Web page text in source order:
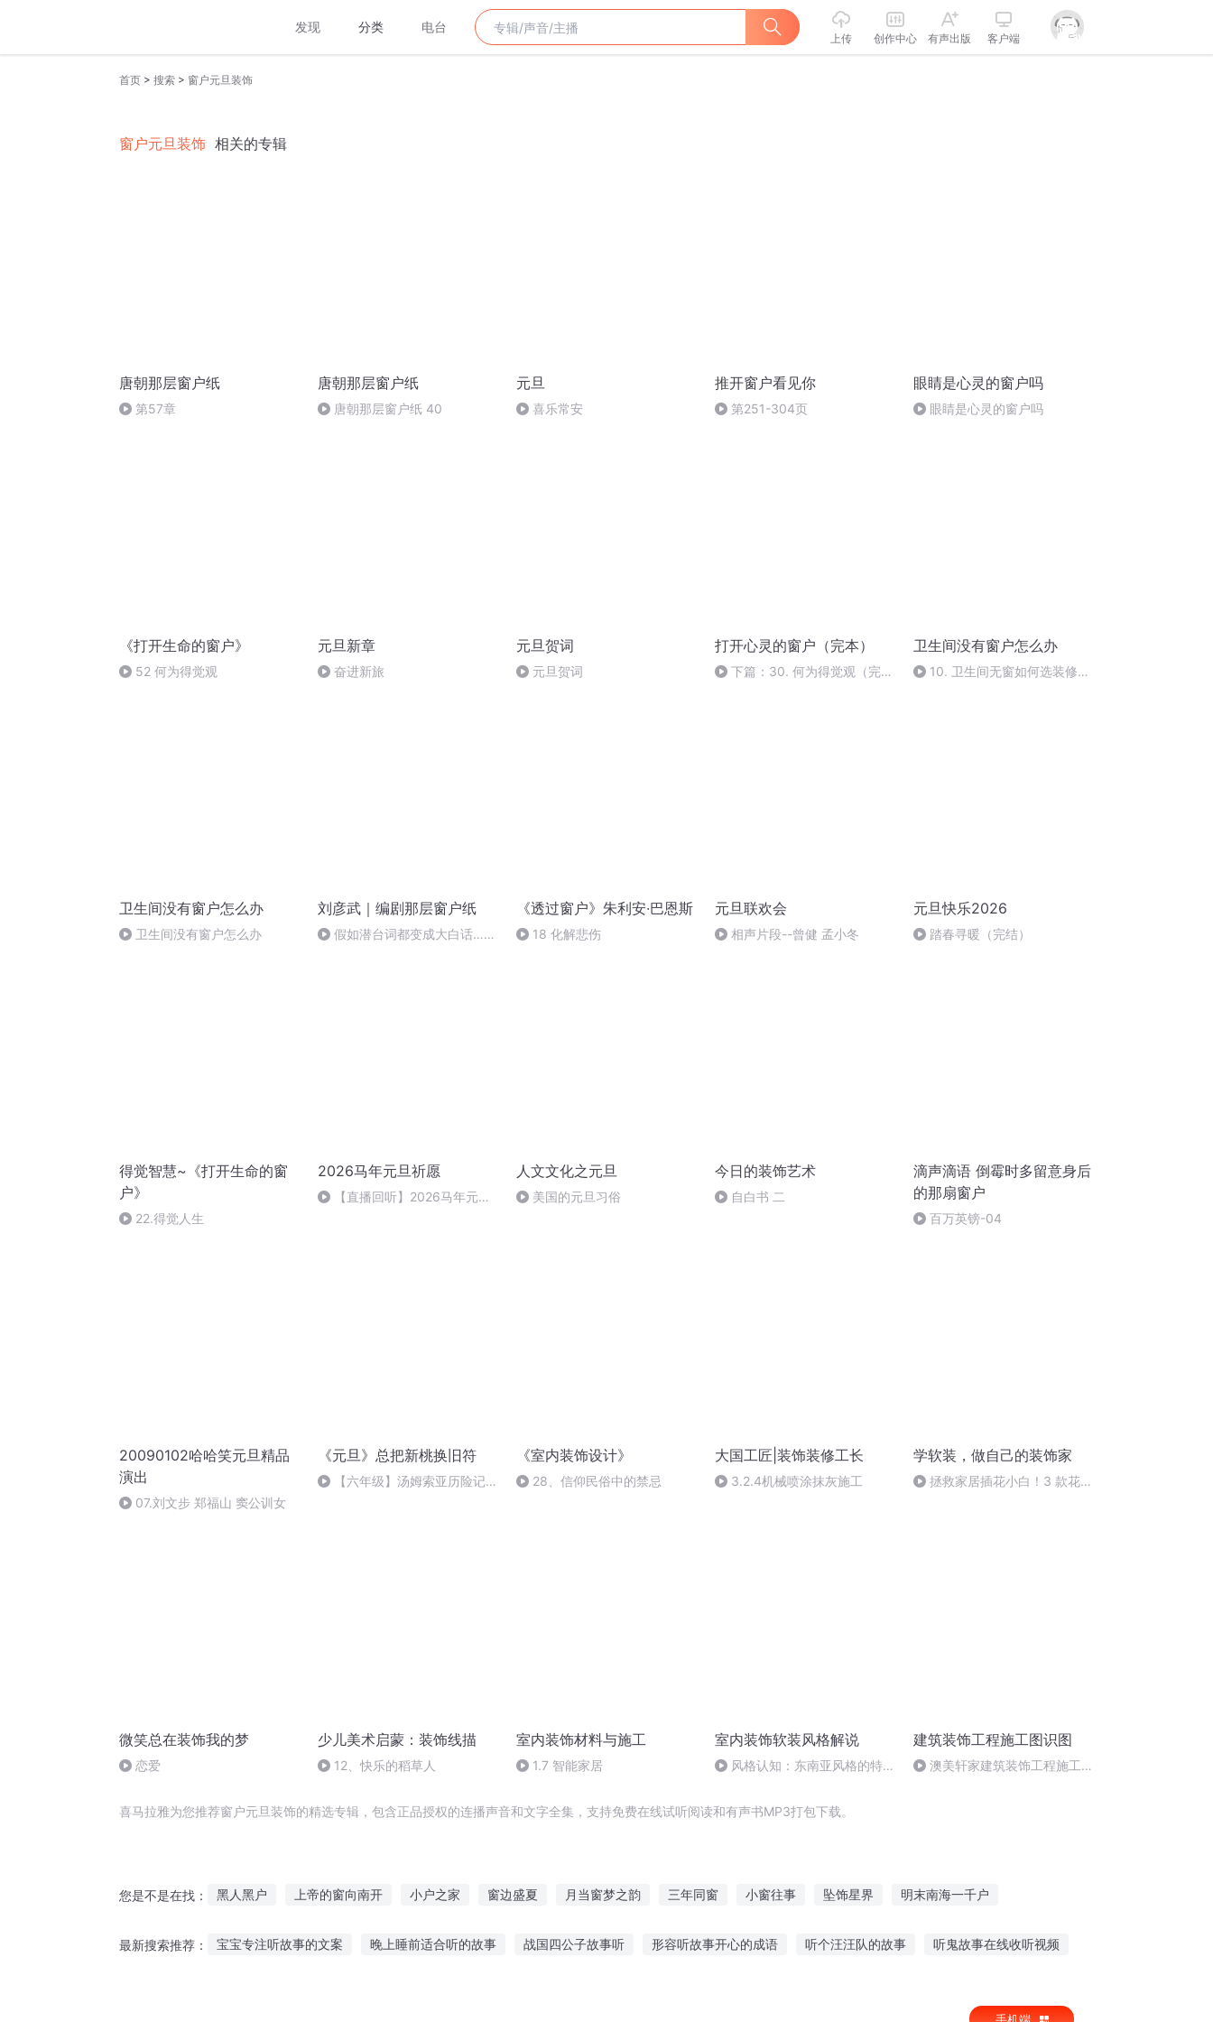
发现 分类 电台
上传 创作中心 有声出版 客户端
首页 > 搜索 > 窗户元旦装饰
窗户元旦装饰 相关的专辑
唐朝那层窗户纸
第57章
唐朝那层窗户纸
唐朝那层窗户纸 40
元旦
喜乐常安
推开窗户看见你
第251-304页
眼睛是心灵的窗户吗
眼睛是心灵的窗户吗
《打开生命的窗户》
52 何为得觉观
元旦新章
奋进新旅
元旦贺词
元旦贺词
打开心灵的窗户（完本）
下篇：30. 何为得觉观（完
卫生间没有窗户怎么办
10. 卫生间无窗如何选装修材
卫生间没有窗户怎么办
卫生间没有窗户怎么办
刘彦武｜编剧那层窗户纸
假如潜台词都变成大白话…
《透过窗户》朱利安·巴恩斯
18 化解悲伤
元旦联欢会
相声片段--曾健 孟小冬
元旦快乐2026
踏春寻暖（完结）
得觉智慧~《打开生命的窗
户》
22.得觉人生
2026马年元旦祈愿
【直播回听】2026马年元旦
人文文化之元旦
美国的元旦习俗
今日的装饰艺术
自白书 二
滴声滴语 倒霉时多留意身后
的那扇窗户
百万英镑-04
20090102哈哈笑元旦精品
演出
07.刘文步 郑福山 窦公训女
《元旦》总把新桃换旧符
【六年级】汤姆索亚历险记
《室内装饰设计》
28、信仰民俗中的禁忌
大国工匠|装饰装修工长
3.2.4机械喷涂抹灰施工
学软装，做自己的装饰家
拯救家居插花小白！3 款花瓶
微笑总在装饰我的梦
恋爱
少儿美术启蒙：装饰线描
12、快乐的稻草人
室内装饰材料与施工
1.7 智能家居
室内装饰软装风格解说
风格认知：东南亚风格的特点
建筑装饰工程施工图识图
澳美轩家建筑装饰工程施工图
喜马拉雅为您推荐窗户元旦装饰的精选专辑，包含正品授权的连播声音和文字全集，支持免费在线试听阅读和有声书MP3打包下载。
您是不是在找： 黑人黑户 上帝的窗向南开 小户之家 窗边盛夏 月当窗梦之韵 三年同窗 小窗往事 坠饰星界 明末南海一千户
最新搜索推荐： 宝宝专注听故事的文案 晚上睡前适合听的故事 战国四公子故事听 形容听故事开心的成语 听个汪汪队的故事 听鬼故事在线收听视频